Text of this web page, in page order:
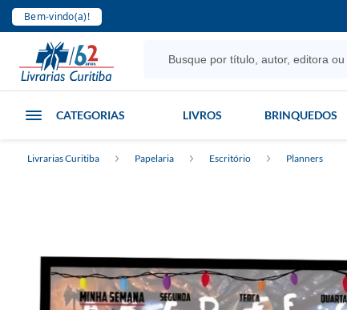
Bem-vindo(a)!
CATEGORIAS LIVROS BRINQUEDOS
Livrarias Curitiba Papelaria Escritório Planners